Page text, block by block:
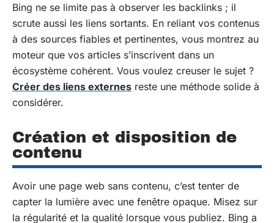
Bing ne se limite pas à observer les backlinks ; il
scrute aussi les liens sortants. En reliant vos contenus
à des sources fiables et pertinentes, vous montrez au
moteur que vos articles s’inscrivent dans un
écosystème cohérent. Vous voulez creuser le sujet ?
Créer des liens externes reste une méthode solide à
considérer.
Création et disposition de
contenu
Avoir une page web sans contenu, c’est tenter de
capter la lumière avec une fenêtre opaque. Misez sur
la régularité et la qualité lorsque vous publiez. Bing a